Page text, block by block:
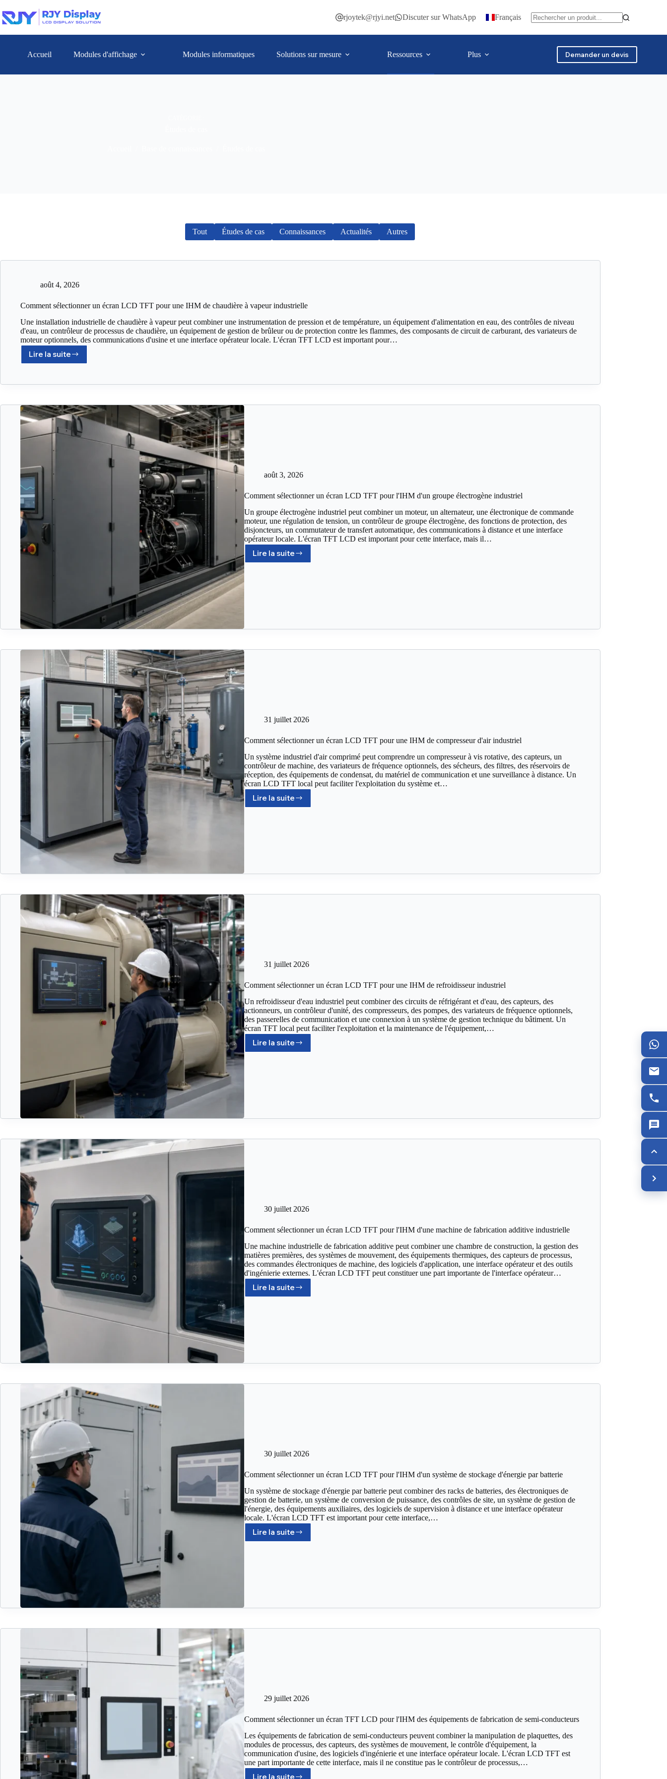
rjoytek@rjyi.net Discuter sur WhatsApp Français
Accueil Modules d'affichage Modules informatiques Solutions sur mesure Ressources Plus Demander un devis
Tout Études de cas Connaissances Actualités Autres
août 4, 2026
Comment sélectionner un écran LCD TFT pour une IHM de chaudière à vapeur industrielle
Une installation industrielle de chaudière à vapeur peut combiner une instrumentation de pression et de température, un équipement d'alimentation en eau, des contrôles de niveau
d'eau, un contrôleur de processus de chaudière, un équipement de gestion de brûleur ou de protection contre les flammes, des composants de circuit de carburant, des variateurs de
moteur optionnels, des communications d'usine et une interface opérateur locale. L'écran TFT LCD est important pour…
Lire la suite
août 3, 2026
Comment sélectionner un écran LCD TFT pour l'IHM d'un groupe électrogène industriel
Un groupe électrogène industriel peut combiner un moteur, un alternateur, une électronique de commande
moteur, une régulation de tension, un contrôleur de groupe électrogène, des fonctions de protection, des
disjoncteurs, un commutateur de transfert automatique, des communications à distance et une interface
opérateur locale. L'écran TFT LCD est important pour cette interface, mais il…
Lire la suite
31 juillet 2026
Comment sélectionner un écran LCD TFT pour une IHM de compresseur d'air industriel
Un système industriel d'air comprimé peut comprendre un compresseur à vis rotative, des capteurs, un
contrôleur de machine, des variateurs de fréquence optionnels, des sécheurs, des filtres, des réservoirs de
réception, des équipements de condensat, du matériel de communication et une surveillance à distance. Un
écran LCD TFT local peut faciliter l'exploitation du système et…
Lire la suite
31 juillet 2026
Comment sélectionner un écran LCD TFT pour une IHM de refroidisseur industriel
Un refroidisseur d'eau industriel peut combiner des circuits de réfrigérant et d'eau, des capteurs, des
actionneurs, un contrôleur d'unité, des compresseurs, des pompes, des variateurs de fréquence optionnels,
des passerelles de communication et une connexion à un système de gestion technique du bâtiment. Un
écran TFT local peut faciliter l'exploitation et la maintenance de l'équipement,…
Lire la suite
30 juillet 2026
Comment sélectionner un écran LCD TFT pour l'IHM d'une machine de fabrication additive industrielle
Une machine industrielle de fabrication additive peut combiner une chambre de construction, la gestion des
matières premières, des systèmes de mouvement, des équipements thermiques, des capteurs de processus,
des commandes électroniques de machine, des logiciels d'application, une interface opérateur et des outils
d'ingénierie externes. L'écran LCD TFT peut constituer une part importante de l'interface opérateur…
Lire la suite
30 juillet 2026
Comment sélectionner un écran LCD TFT pour l'IHM d'un système de stockage d'énergie par batterie
Un système de stockage d'énergie par batterie peut combiner des racks de batteries, des électroniques de
gestion de batterie, un système de conversion de puissance, des contrôles de site, un système de gestion de
l'énergie, des équipements auxiliaires, des logiciels de supervision à distance et une interface opérateur
locale. L'écran LCD TFT est important pour cette interface,…
Lire la suite
29 juillet 2026
Comment sélectionner un écran TFT LCD pour l'IHM des équipements de fabrication de semi-conducteurs
Les équipements de fabrication de semi-conducteurs peuvent combiner la manipulation de plaquettes, des
modules de processus, des capteurs, des systèmes de mouvement, le contrôle d'équipement, la
communication d'usine, des logiciels d'ingénierie et une interface opérateur locale. L'écran LCD TFT est
une part importante de cette interface, mais il ne constitue pas le contrôleur de processus,…
Lire la suite